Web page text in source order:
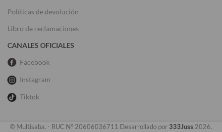
Políticas de devolución
Libro de reclamaciones
CANALES OFICIALES
Facebook
Instagram
Tiktok
© Multisaba. - RUC N° 20606036711 Desarrollado por 333Juss 2026.